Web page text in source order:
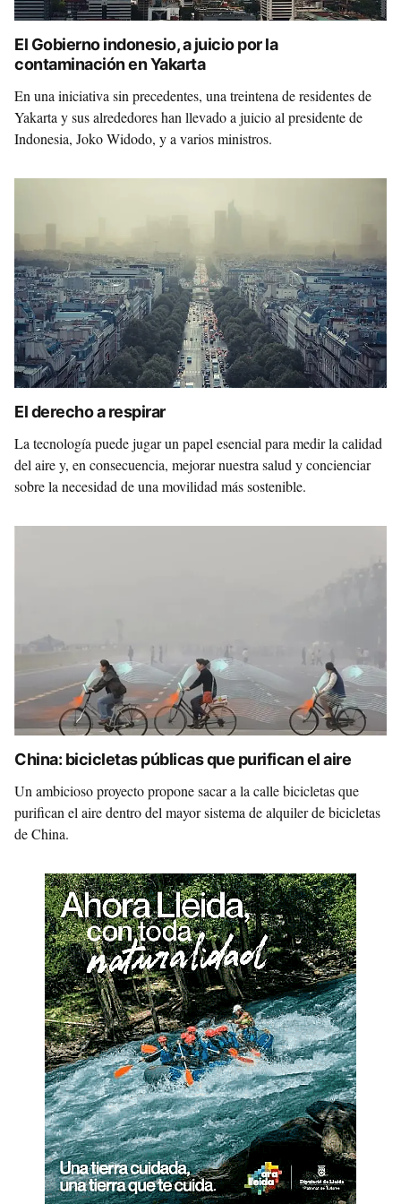
El Gobierno indonesio, a juicio por la
contaminación en Yakarta
En una iniciativa sin precedentes, una treintena de residentes de
Yakarta y sus alrededores han llevado a juicio al presidente de
Indonesia, Joko Widodo, y a varios ministros.
El derecho a respirar
La tecnología puede jugar un papel esencial para medir la calidad
del aire y, en consecuencia, mejorar nuestra salud y concienciar
sobre la necesidad de una movilidad más sostenible.
China: bicicletas públicas que purifican el aire
Un ambicioso proyecto propone sacar a la calle bicicletas que
purifican el aire dentro del mayor sistema de alquiler de bicicletas
de China.